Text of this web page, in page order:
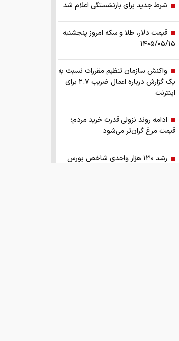
شرط جدید برای بازنشستگی اعلام شد
قیمت دلار، طلا و سکه امروز پنجشنبه
۱۴۰۵/۰۵/۱۵
واکنش سازمان تنظیم مقررات نسبت به
یک گزارش درباره اعمال ضریب ۲.۷ برای
اینترنت
ادامه روند نزولی قدرت خرید مردم؛
قیمت مرغ گران‌تر می‌شود
رشد ۱۳۰ هزار واحدی شاخص بورس